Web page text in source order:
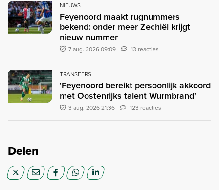
NIEUWS
Feyenoord maakt rugnummers
bekend: onder meer Zechiël krijgt
nieuw nummer
7 aug. 2026 09:09 13 reacties
TRANSFERS
'Feyenoord bereikt persoonlijk akkoord
met Oostenrijks talent Wurmbrand'
3 aug. 2026 21:36 123 reacties
Delen